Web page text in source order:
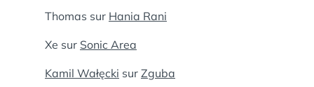
Thomas sur Hania Rani
Xe sur Sonic Area
Kamil Wałęcki sur Zguba